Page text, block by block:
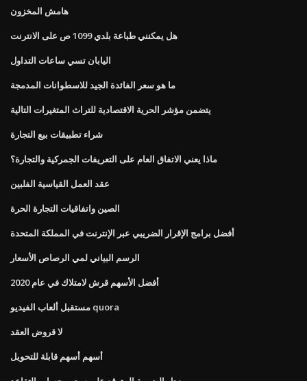
هامش المخزون
هل يمكنني طباعة بلدي 1099 ص على الانترنت
اليابان تسي ساعات التداول
ما هو سعر الفائدة الجيد للاسطوانات المدمجة
يتضمن مؤشر الحرية الاقتصادية للتراث المتغيرات التالية
شراء تطبيقات بيع التجارة
ماذا يعني الاتفاق العام على التعريفات الجمركية والتجارة؟
عقد العمل القياسية الفلبين
الصين واتفاقيات التجارة الحرة
أفضل برامج الإقرار الضريبي عبر الإنترنت في المملكة المتحدة
الرسم البياني لمي الرصاص الأسعار
أفضل الأسهم قرش لامتلاك في عام 2020
مستقبل ألعاب الفيديو quora
لا قروض العقد
أسهم أسهم قابلة للتحويل